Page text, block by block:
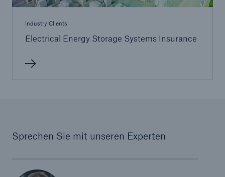
Industry Clients
Electrical Energy Storage Systems Insurance
Sprechen Sie mit unseren Experten